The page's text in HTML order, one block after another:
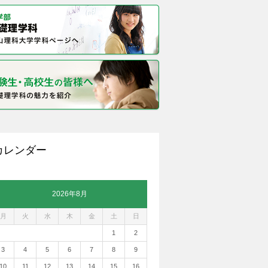
レンダー
2026年8月
月 火 水 木 金 土 日
1 2
3 4 5 6 7 8 9
10 11 12 13 14 15 16